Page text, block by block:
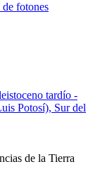
fotones
tardío -
Potosí), Sur del
de la Tierra